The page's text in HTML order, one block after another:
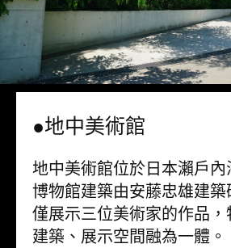
●地中美術館
地中美術館位於日本瀨戶內
博物館建築由安藤忠雄建築
僅展示三位美術家的作品，
建築、展示空間融為一體。